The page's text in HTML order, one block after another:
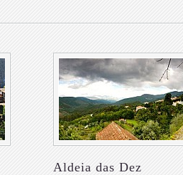
Aldeia das Dez